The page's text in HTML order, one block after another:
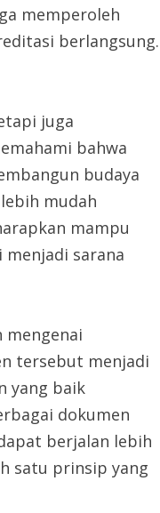
memperoleh
berlangsung.
juga
bahwa
budaya
mudah
mampu
sarana
mengenai
tersebut menjadi
yang baik
dokumen
berjalan lebih
satu prinsip yang